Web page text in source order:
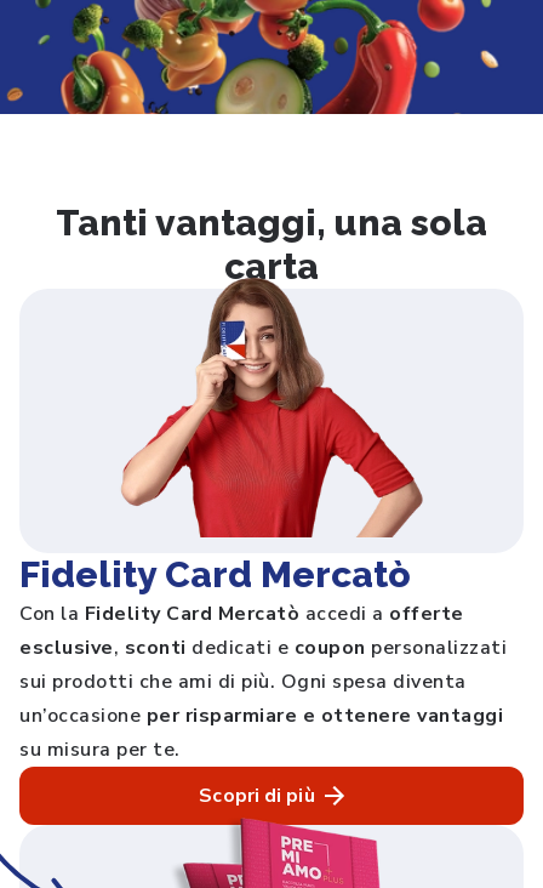
Tanti vantaggi, una sola
carta
Fidelity Card Mercatò
Con la Fidelity Card Mercatò accedi a offerte
esclusive, sconti dedicati e coupon personalizzati
sui prodotti che ami di più. Ogni spesa diventa
un’occasione per risparmiare e ottenere vantaggi
su misura per te.
Scopri di più